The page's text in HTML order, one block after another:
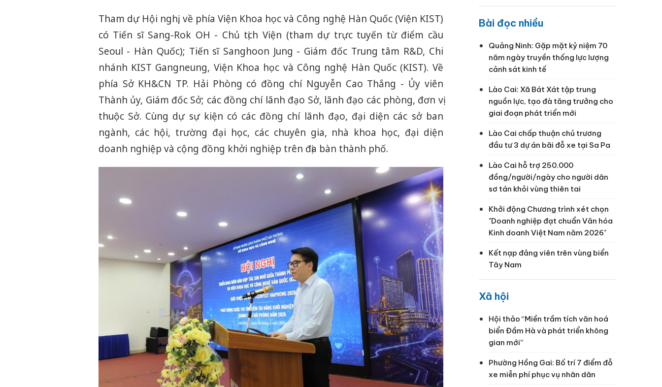
Tham dự Hội nghị, về phía Viện Khoa học và Công nghệ Hàn Quốc (Viện KIST)
có Tiến sĩ Sang-Rok OH - Chủ tịch Viện (tham dự trực tuyến từ điểm cầu
Seoul - Hàn Quốc); Tiến sĩ Sanghoon Jung - Giám đốc Trung tâm R&D, Chi
nhánh KIST Gangneung, Viện Khoa học và Công nghệ Hàn Quốc (KIST). Về
phía Sở KH&CN TP. Hải Phòng có đồng chí Nguyễn Cao Thắng - Ủy viên
Thành ủy, Giám đốc Sở; các đồng chí lãnh đạo Sở, lãnh đạo các phòng, đơn vị
thuộc Sở. Cùng dự sự kiện có các đồng chí lãnh đạo, đại diện các sở ban
ngành, các hội, trường đại học, các chuyên gia, nhà khoa học, đại diện
doanh nghiệp và cộng đồng khởi nghiệp trên địa bàn thành phố.
Bài đọc nhiều
Quảng Ninh: Gặp mặt kỷ niệm 70
năm ngày truyền thống lực lượng
cảnh sát kinh tế
Lào Cai: Xã Bát Xát tập trung
nguồn lực, tạo đà tăng trưởng cho
giai đoạn phát triển mới
Lào Cai chấp thuận chủ trương
đầu tư 3 dự án bãi đỗ xe tại Sa Pa
Lào Cai hỗ trợ 250.000
đồng/người/ngày cho người dân
sơ tán khỏi vùng thiên tai
Khởi động Chương trình xét chọn
"Doanh nghiệp đạt chuẩn Văn hóa
Kinh doanh Việt Nam năm 2026"
Kết nạp đảng viên trên vùng biển
Tây Nam
Xã hội
Hội thảo “Miền trầm tích văn hoá
biển Đầm Hà và phát triển không
gian mới”
Phường Hồng Gai: Bố trí 7 điểm đỗ
xe miễn phí phục vụ nhân dân